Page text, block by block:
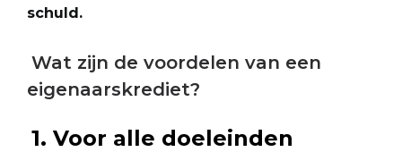
schuld.
Wat zijn de voordelen van een
eigenaarskrediet?
1. Voor alle doeleinden